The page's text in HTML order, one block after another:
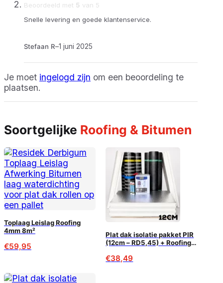
Beoordeeld met 5 van 5
Stefaan R–1 juni 2025
Snelle levering en goede klantenservice.
Je moet ingelogd zijn om een beoordeling te
plaatsen.
Soortgelijke Roofing & Bitumen
Toplaag Leislag Roofing
4mm 8m²
€59,95
Plat dak isolatie pakket PIR
(12cm – RD5,45) + Roofing
€38,49